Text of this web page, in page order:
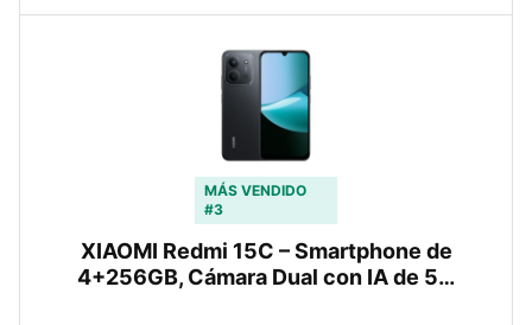
MÁS VENDIDO
#3
XIAOMI Redmi 15C – Smartphone de
4+256GB, Cámara Dual con IA de 5…